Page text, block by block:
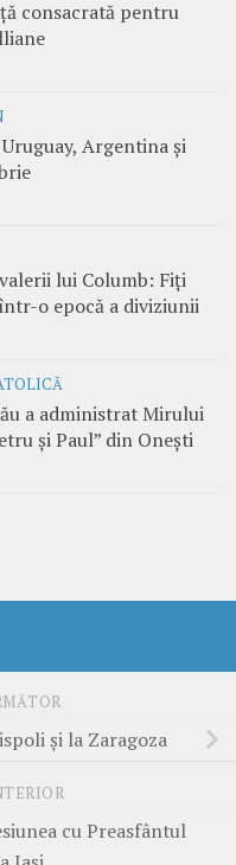
consacrată pentru
Argentina și
lui Columb: Fiți
o epocă a diviziunii
a administrat Mirului
și Paul” din Onești
și la Zaragoza
cu Preasfântul